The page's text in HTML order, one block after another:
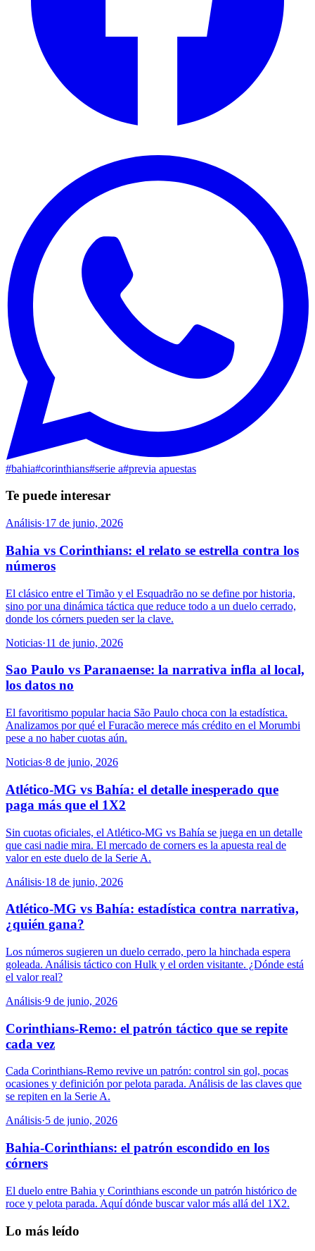
#bahia#corinthians#serie a#previa apuestas
Te puede interesar
Análisis·17 de junio, 2026
Bahia vs Corinthians: el relato se estrella contra los
números
El clásico entre el Timão y el Esquadrão no se define por historia,
sino por una dinámica táctica que reduce todo a un duelo cerrado,
donde los córners pueden ser la clave.
Noticias·11 de junio, 2026
Sao Paulo vs Paranaense: la narrativa infla al local,
los datos no
El favoritismo popular hacia São Paulo choca con la estadística.
Analizamos por qué el Furacão merece más crédito en el Morumbi
pese a no haber cuotas aún.
Noticias·8 de junio, 2026
Atlético-MG vs Bahía: el detalle inesperado que
paga más que el 1X2
Sin cuotas oficiales, el Atlético-MG vs Bahía se juega en un detalle
que casi nadie mira. El mercado de corners es la apuesta real de
valor en este duelo de la Serie A.
Análisis·18 de junio, 2026
Atlético-MG vs Bahía: estadística contra narrativa,
¿quién gana?
Los números sugieren un duelo cerrado, pero la hinchada espera
goleada. Análisis táctico con Hulk y el orden visitante. ¿Dónde está
el valor real?
Análisis·9 de junio, 2026
Corinthians-Remo: el patrón táctico que se repite
cada vez
Cada Corinthians-Remo revive un patrón: control sin gol, pocas
ocasiones y definición por pelota parada. Análisis de las claves que
se repiten en la Serie A.
Análisis·5 de junio, 2026
Bahia-Corinthians: el patrón escondido en los
córners
El duelo entre Bahia y Corinthians esconde un patrón histórico de
roce y pelota parada. Aquí dónde buscar valor más allá del 1X2.
Lo más leído